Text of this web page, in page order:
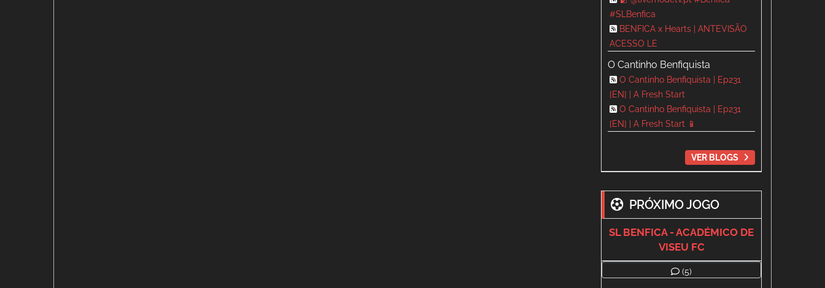
#SLBenfica
BENFICA x Hearts | ANTEVISÃO
ACESSO LE
O Cantinho Benfiquista
O Cantinho Benfiquista | Ep231
[EN] | A Fresh Start
O Cantinho Benfiquista | Ep231
[EN] | A Fresh Start 📱
VER BLOGS
PRÓXIMO JOGO
SL BENFICA - ACADÉMICO DE
VISEU FC
(5)